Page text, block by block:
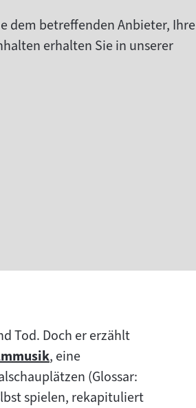
dem betreffenden Anbieter, Ihre
erhalten Sie in unserer
Tod. Doch er erzählt
, eine
(Glossar:
spielen, rekapituliert